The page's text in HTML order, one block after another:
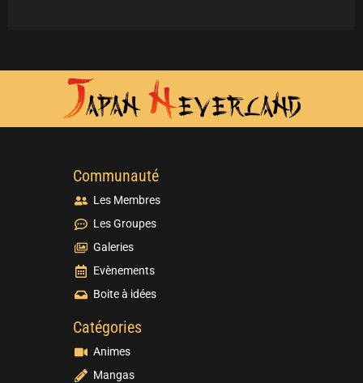
Communauté
Les Membres
Les Groupes
Galeries
Evènements
Boite à idées
Catégories
Animes
Mangas